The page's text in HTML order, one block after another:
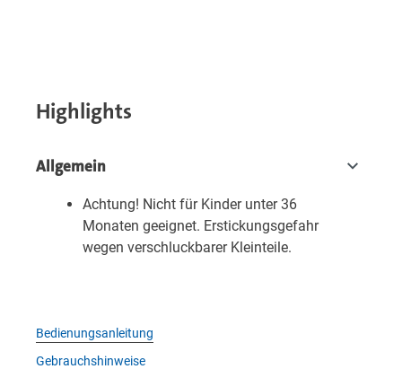
Highlights
Allgemein
Achtung! Nicht für Kinder unter 36
Monaten geeignet. Erstickungsgefahr
wegen verschluckbarer Kleinteile.
Bedienungsanleitung
Gebrauchshinweise